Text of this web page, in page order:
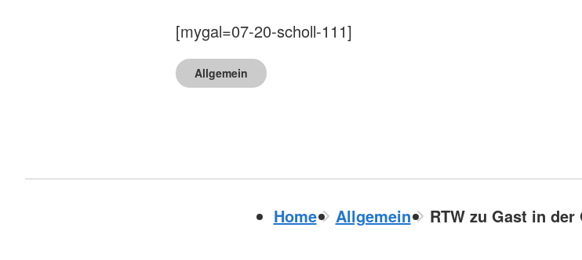
[mygal=07-20-scholl-111]
Allgemein
Home Allgemein RTW zu Gast in